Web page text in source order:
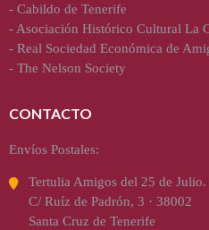
- Cabildo de Tenerife
- Asociación Histórico Cultural La
- Real Sociedad Económica de
- The Nelson Society
CONTACTO
Envíos Postales:
Tertulia Amigos del 25 de Julio.
C/ Ruíz de Padrón, 3 · 38002
Santa Cruz de Tenerife